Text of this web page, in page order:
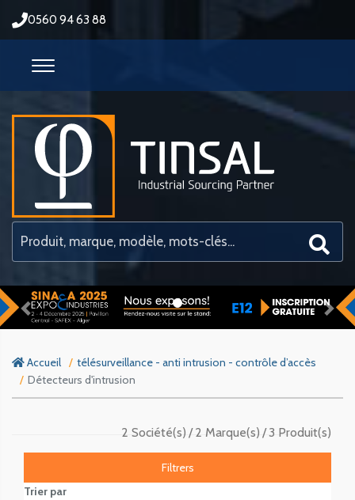
0560 94 63 88
Previous
Accueil
télésurveillance - anti intrusion - contrôle d’accès
Détecteurs d'intrusion
3 Produit(s)
2 Marque(s)
2 Société(s)
Filtrers
Trier par